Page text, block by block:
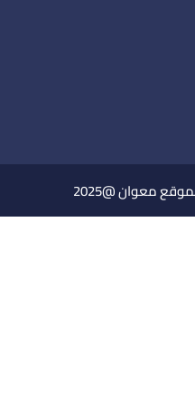
معوان @2025